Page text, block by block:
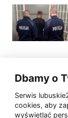
Dbamy o
Serwis
cookies, aby
wyświetlać